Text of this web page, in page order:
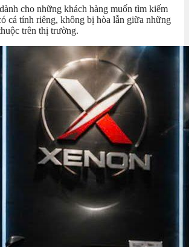
cho những khách hàng muốn tìm kiếm
cá tính riêng, không bị hòa lẫn giữa những
trên thị trường.